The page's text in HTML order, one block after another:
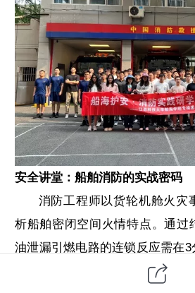
安全讲堂：船舶消防的实战密码
消防工程师以货轮机舱火灾
析船舶密闭空间火情特点。通过
油泄漏引燃电路的连锁反应需在
疏散路线规划与防爆措施。船海